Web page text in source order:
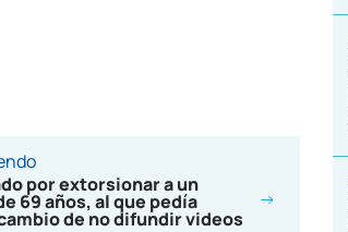
por extorsionar a un
69 años, al que pedía
de no difundir videos